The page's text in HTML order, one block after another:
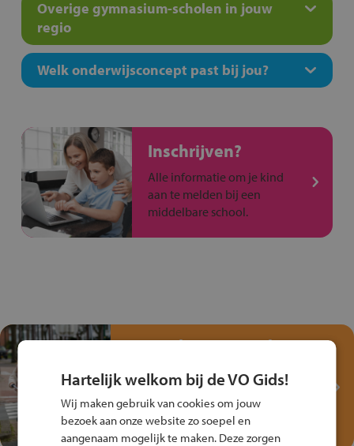
Overige gymnasium-scholen in jouw
regio
Welk onderwijsconcept past bij jou?
Inschrijven?
Alle informatie om je kind
aan te melden bij een
middelbare school.
Test je kennis met het
Verkeersspel!
Speel het Fiets Veilig Verkeersspel
en win een Cortina-fiets!
Hartelijk welkom bij de VO Gids!
Wij maken gebruik van cookies om jouw
bezoek aan onze website zo soepel en
aangenaam mogelijk te maken. Deze zorgen